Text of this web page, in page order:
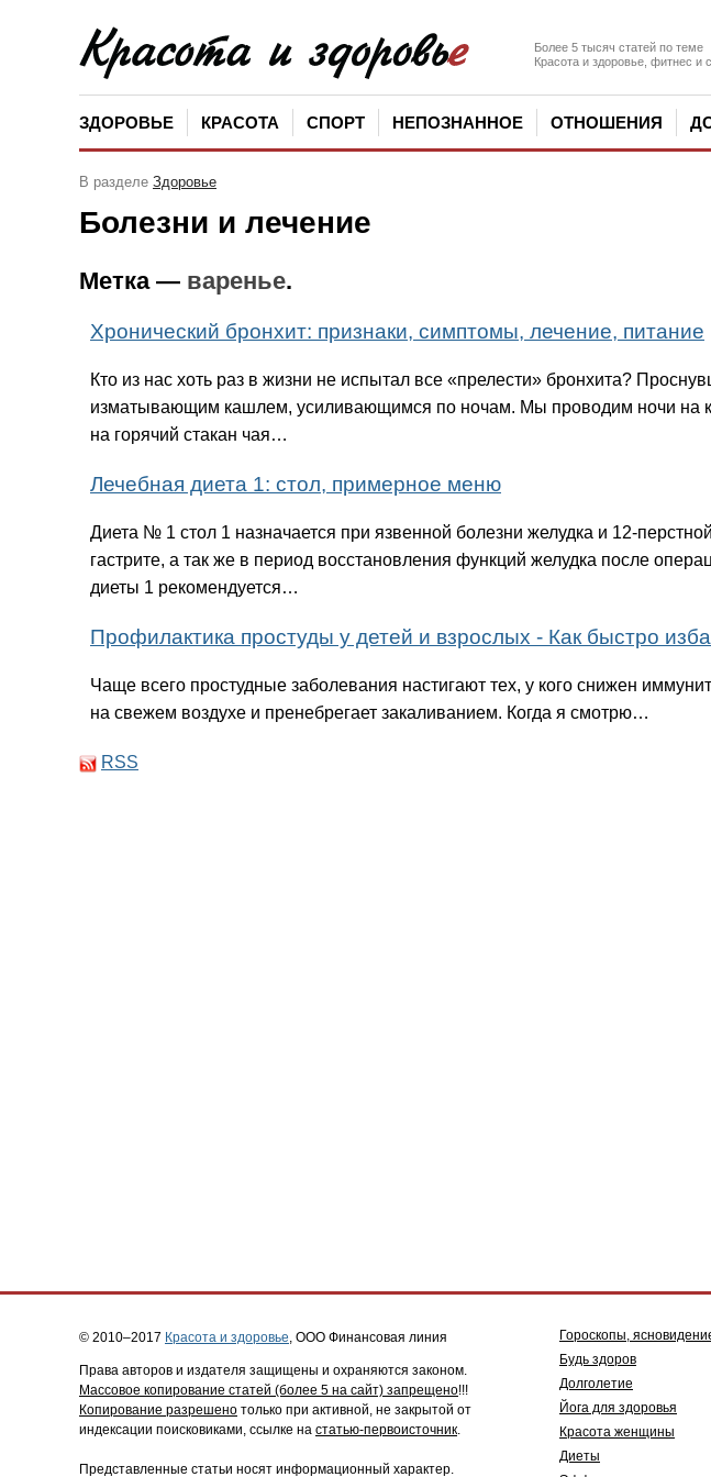
Более 5 тысяч статей по теме
Красота и здоровье, фитнес и
ЗДОРОВЬЕ КРАСОТА СПОРТ НЕПОЗНАННОЕ ОТНОШЕНИЯ
В разделе Здоровье
Болезни и лечение
Метка — варенье.
Хронический бронхит: признаки, симптомы, лечение, питание
Кто из нас хоть раз в жизни не испытал все «прелести» бронхита?
изматывающим кашлем, усиливающимся по ночам. Мы проводим ночи на
на горячий стакан чая…
Лечебная диета 1: стол, примерное меню
Диета № 1 стол 1 назначается при язвенной болезни желудка и 12-
гастрите, а так же в период восстановления функций желудка после
диеты 1 рекомендуется…
Профилактика простуды у детей и взрослых - Как быстро
Чаще всего простудные заболе­вания настигают тех, у кого снижен
на свежем воздухе и пренебрегает закаливанием. Когда я смотрю…
RSS
© 2010–2017 Красота и здоровье, ООО Финансовая линия
Права авторов и издателя защищены и охраняются законом.
Массовое копирование статей (более 5 на сайт) запрещено!!!
Копирование разрешено только при активной, не закрытой от
индексации поисковиками, ссылке на статью-первоисточник.
Представленные статьи носят информационный характер.
Гороскопы,
Будь здоров
Долголетие
Йога для здоровья
Красота женщины
Диеты